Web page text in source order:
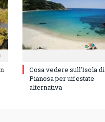
Cosa vedere sull’Isola di
Pianosa per un’estate
alternativa